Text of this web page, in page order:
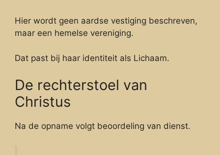
Hier wordt geen aardse vestiging beschreven,
maar een hemelse vereniging.
Dat past bij haar identiteit als Lichaam.
De rechterstoel van
Christus
Na de opname volgt beoordeling van dienst.